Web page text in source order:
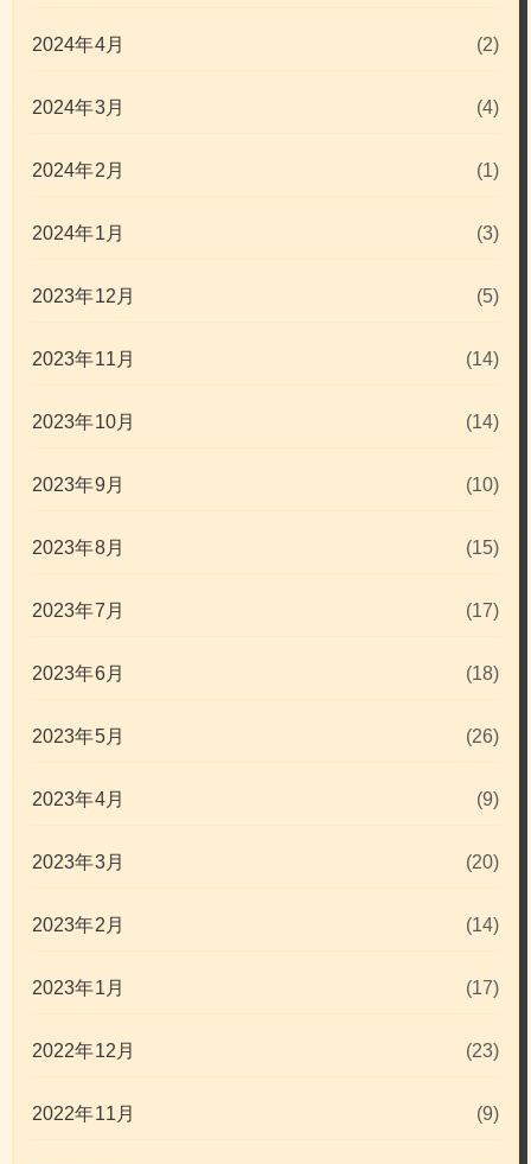
2024年4月 (2)
2024年3月 (4)
2024年2月 (1)
2024年1月 (3)
2023年12月 (5)
2023年11月 (14)
2023年10月 (14)
2023年9月 (10)
2023年8月 (15)
2023年7月 (17)
2023年6月 (18)
2023年5月 (26)
2023年4月 (9)
2023年3月 (20)
2023年2月 (14)
2023年1月 (17)
2022年12月 (23)
2022年11月 (9)